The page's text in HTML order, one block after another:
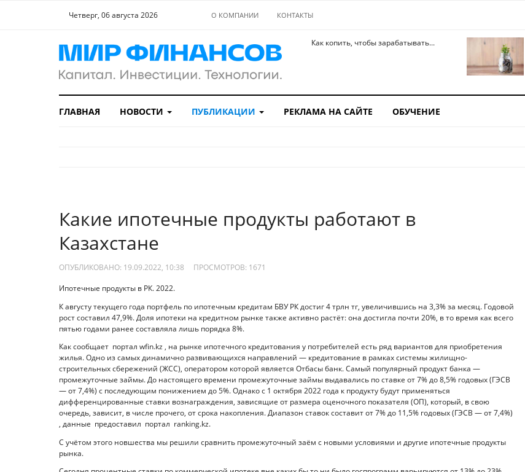
Четверг, 06 августа 2026 О КОМПАНИИ КОНТАКТЫ
Как копить, чтобы зарабатывать...
ГЛАВНАЯ НОВОСТИ ПУБЛИКАЦИИ РЕКЛАМА НА САЙТЕ ОБУЧЕНИЕ
Какие ипотечные продукты работают в
Казахстане
ОПУБЛИКОВАНО: 19.09.2022, 10:38 ПРОСМОТРОВ: 1671
Ипотечные продукты в РК. 2022.
К августу текущего года портфель по ипотечным кредитам БВУ РК достиг 4 трлн тг, увеличившись на 3,3% за месяц. Годовой
рост составил 47,9%. Доля ипотеки на кредитном рынке также активно растёт: она достигла почти 20%, в то время как всего
пятью годами ранее составляла лишь порядка 8%.
Как сообщает портал wfin.kz , на рынке ипотечного кредитования у потребителей есть ряд вариантов для приобретения
жилья. Одно из самых динамично развивающихся направлений — кредитование в рамках системы жилищно-
строительных сбережений (ЖСС), оператором которой является Отбасы банк. Самый популярный продукт банка —
промежуточные займы. До настоящего времени промежуточные займы выдавались по ставке от 7% до 8,5% годовых (ГЭСВ
— от 7,4%) с последующим понижением до 5%. Однако с 1 октября 2022 года к продукту будут применяться
дифференцированные ставки вознаграждения, зависящие от размера оценочного показателя (ОП), который, в свою
очередь, зависит, в числе прочего, от срока накопления. Диапазон ставок составит от 7% до 11,5% годовых (ГЭСВ — от 7,4%)
, данные предоставил портал ranking.kz.
С учётом этого новшества мы решили сравнить промежуточный заём с новыми условиями и другие ипотечные продукты
рынка.